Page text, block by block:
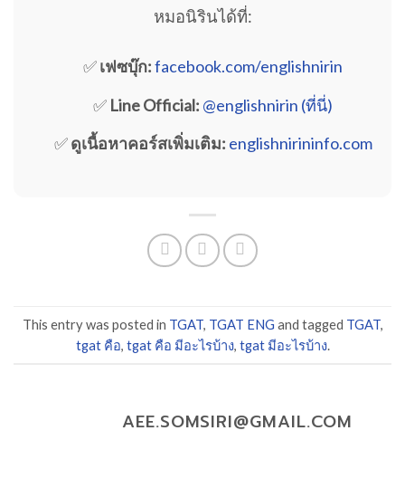
หมอนิรินได้ที่:
✅เฟซบุ๊ก:facebook.com/englishnirin
✅ Line Official: @englishnirin (ที่นี่)
✅ดูเนื้อหาคอร์สเพิ่มเติม: englishnirininfo.com
This entry was posted in TGAT, TGAT ENG and tagged TGAT,
tgat คือ tgat คือ มีอะไรบ้าง, tgat มีอะไรบ้าง.
AEE.SOMSIRI@GMAIL.COM